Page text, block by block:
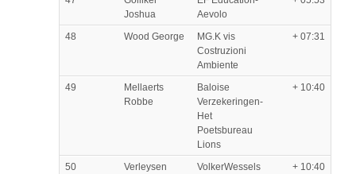
Joshua
Aevolo
48 Wood George
MG.K vis
Costruzioni
Ambiente
+ 07:31
49
Mellaerts
Robbe
Baloise
Verzekeringen-
Het
Poetsbureau
Lions
+ 10:40
50
Verleysen
VolkerWessels
+ 10:40